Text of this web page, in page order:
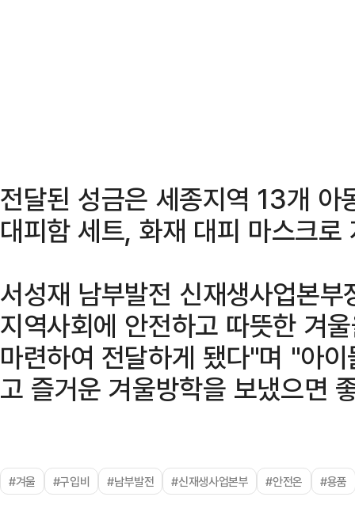
전달된 성금은 세종지역 13개 아
대피함 세트, 화재 대피 마스크로
서성재 남부발전 신재생사업본
지역사회에 안전하고 따뜻한 겨
마련하여 전달하게 됐다"며 "아
고 즐거운 겨울방학을 보냈으면
#겨울 #구입비 #남부발전 #신재생사업본부 #안전온 #용품